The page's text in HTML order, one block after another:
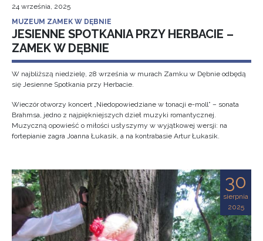
24 września, 2025
MUZEUM ZAMEK W DĘBNIE
JESIENNE SPOTKANIA PRZY HERBACIE –
ZAMEK W DĘBNIE
W najbliższą niedzielę, 28 września w murach Zamku w Dębnie odbędą
się Jesienne Spotkania przy Herbacie.
Wieczór otworzy koncert „Niedopowiedziane w tonacji e-moll” – sonata
Brahmsa, jedno z najpiękniejszych dzieł muzyki romantycznej.
Muzyczną opowieść o miłości usłyszymy w wyjątkowej wersji: na
fortepianie zagra Joanna Łukasik, a na kontrabasie Artur Łukasik.
30
sierpnia
2025